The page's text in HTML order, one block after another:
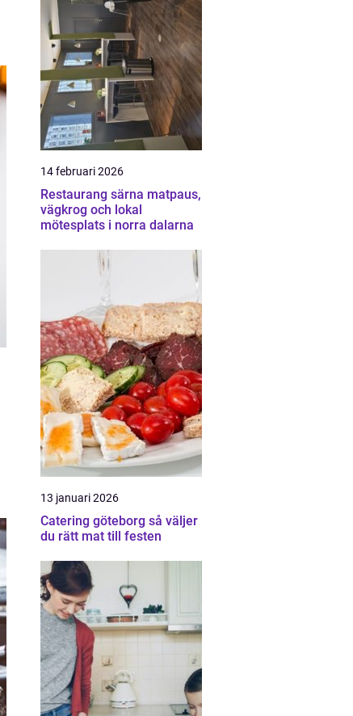
14 februari 2026
Restaurang särna matpaus,
vägkrog och lokal
mötesplats i norra dalarna
13 januari 2026
Catering göteborg så väljer
du rätt mat till festen